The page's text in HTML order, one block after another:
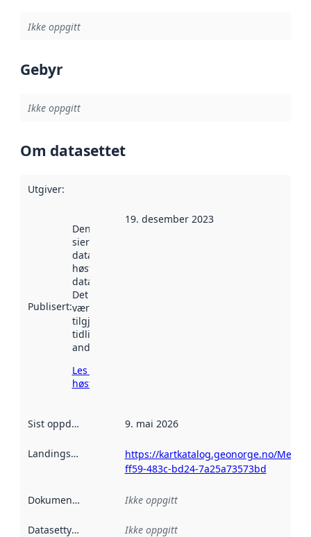
Ikke oppgitt
Gebyr
Ikke oppgitt
Om datasettet
Utgiver:
Publisert:
Denne datoen
sier når
datasettet ble
høstet av
data.norge.no.
Det kan ha
vært
tilgjengelig
tidligere
andre steder.
Les mer om
høsting her
19. desember 2023
Sist oppdatert 9. mai 2026
Landingsside
https://kartkatalog.geonorge.no/
ff59-483c-bd24-7a25a73573bd
Dokumentasjon Ikke oppgitt
Datasettype Ikke oppgitt